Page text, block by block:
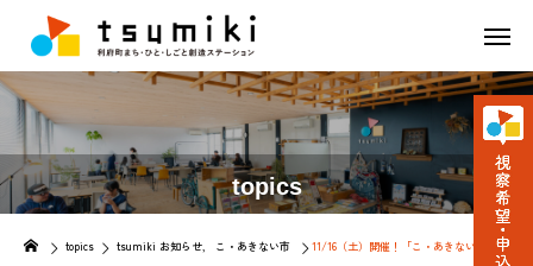
topics
topics tsumiki お知らせ こ・あきない市 11/16（土）開催！「こ・あきない市2019秋」